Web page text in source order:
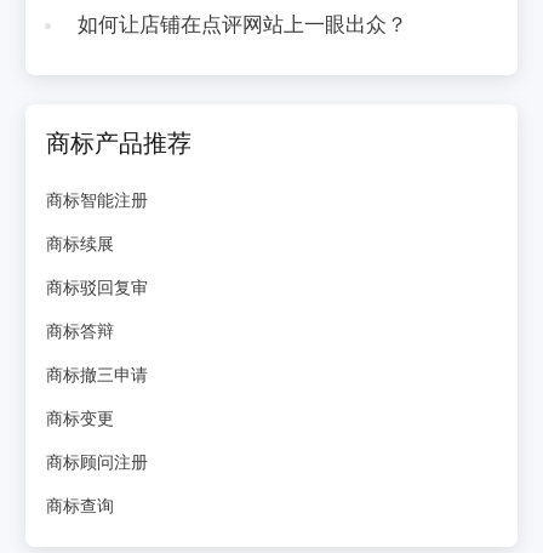
如何让店铺在点评网站上一眼出众？
商标产品推荐
商标智能注册
商标续展
商标驳回复审
商标答辩
商标撤三申请
商标变更
商标顾问注册
商标查询